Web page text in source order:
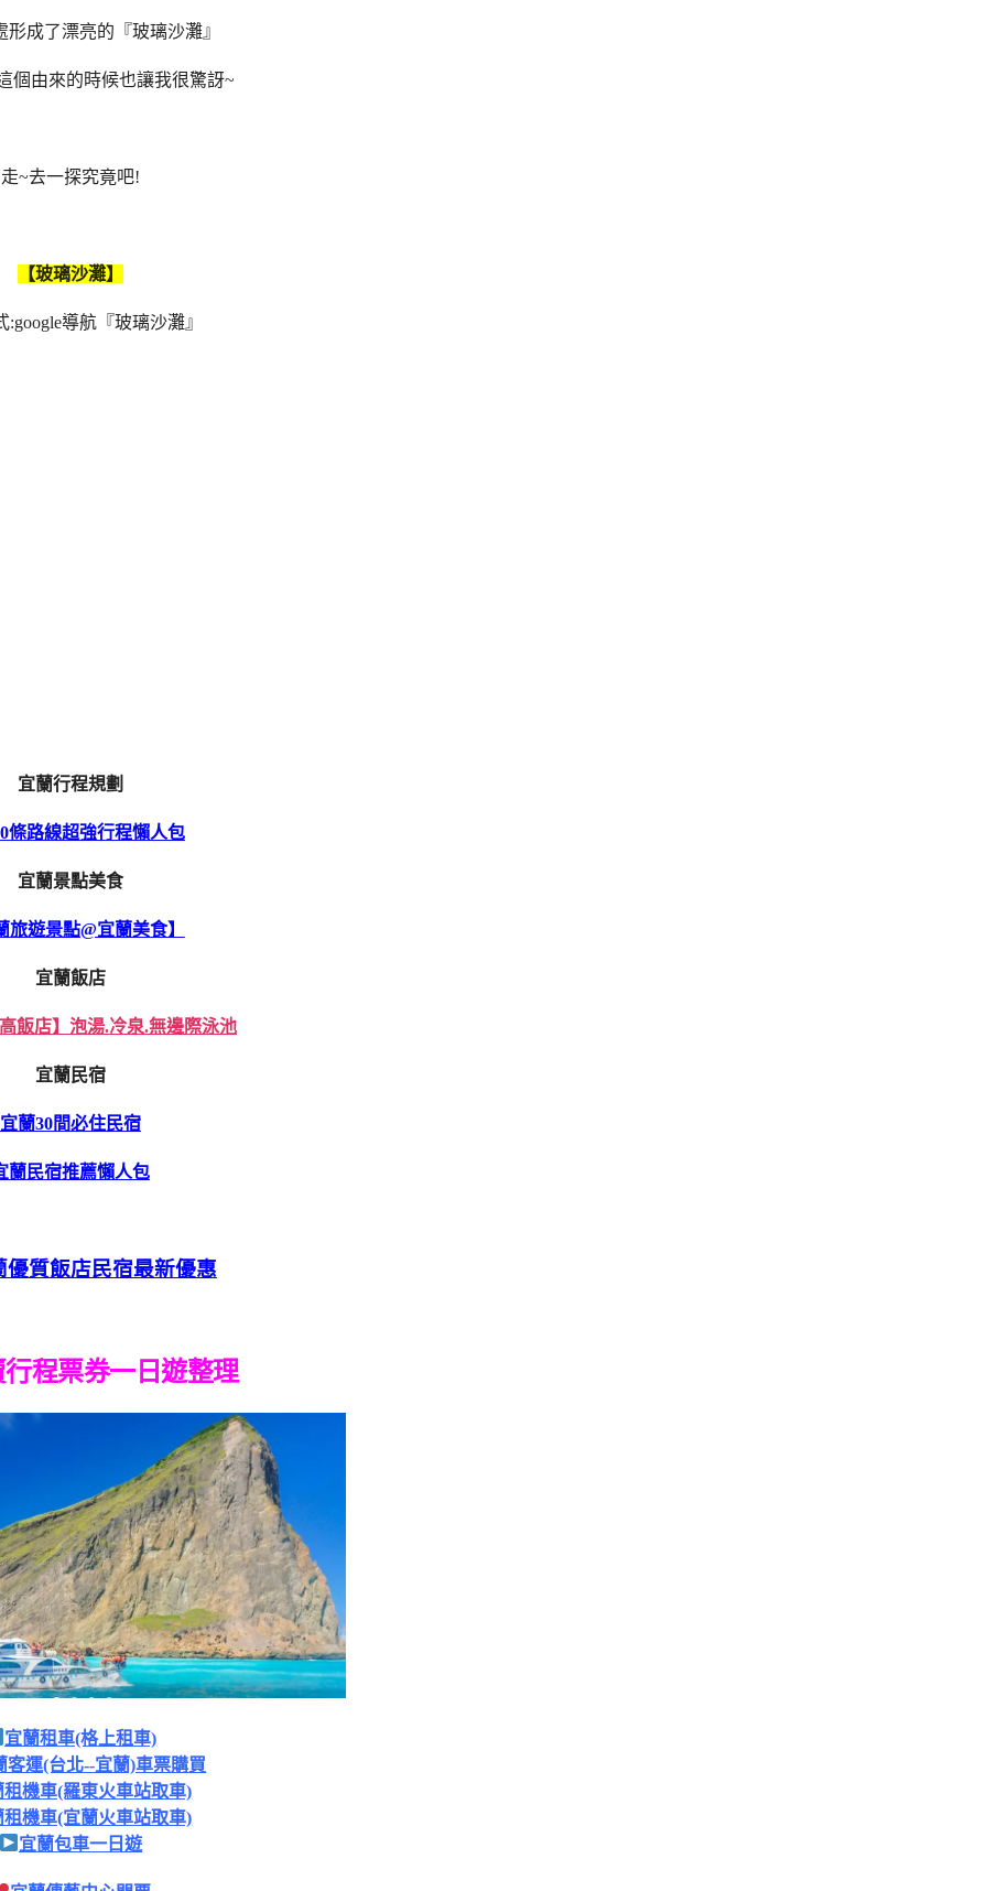
形成了漂亮的『玻璃沙灘』
個由來的時候也讓我很驚訝~
走~去一探究竟吧!
【玻璃沙灘】
:google導航『玻璃沙灘』
宜蘭行程規劃
條路線超強行程懶人包
宜蘭景點美食
旅遊景點@宜蘭美食】
宜蘭飯店
飯店】泡湯.冷泉.無邊際泳池
宜蘭民宿
宜蘭30間必住民宿
蘭民宿推薦懶人包
優質飯店民宿最新優惠
程票券一日遊整理
宜蘭租車(格上租車)
客運(台北--宜蘭)車票購買
租機車(羅東火車站取車)
租機車(宜蘭火車站取車)
宜蘭包車一日遊